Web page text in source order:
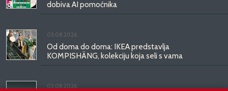
dobiva AI pomoćnika
03.08.2026.
Od doma do doma: IKEA predstavlja
KOMPISHÄNG, kolekciju koja seli s vama
03.08.2026.